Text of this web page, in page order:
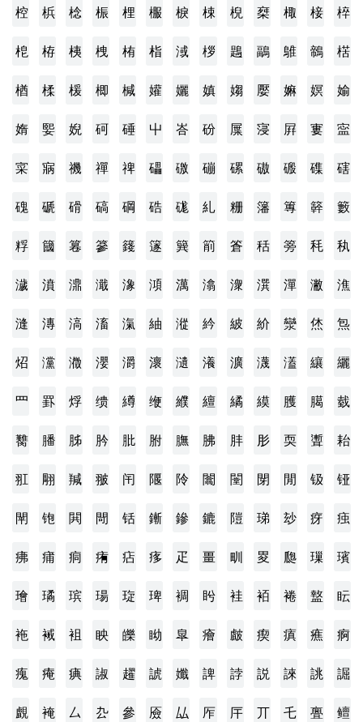
椌 梹 棯 桭 梩 棴 棙 梀 棿 椉 棷 椄 椊
梎 栫 桋 栧 栯 栺 淢 桚 鶗 鶝 鵻 鶙 楛
楢 楺 楥 楖 椷 孉 孋 嫃 媰 嬮 嫲 嫇 媮
媠 媐 婗 砢 硾 屮 峇 砏 屟 寖 屛 寠 寍
寀 寎 禨 禪 禆 礧 礉 磞 磥 磝 磤 磼 磍
磈 磃 磆 碻 碙 硞 硥 糺 粣 籓 篿 簳 籔
粰 簂 篹 篸 籛 篴 簨 箾 篬 秳 篣 秏 秇
濊 濆 濎 濈 潒 澒 澫 潝 潨 潠 潬 潎 潐
漨 漙 滈 滀 滊 紬 漎 紟 紴 紒 灓 烋 炰
炤 灙 瀓 瀴 灂 瀤 瀢 瀁 瀇 瀎 濭 纕 纚
罒 罫 烰 缋 繜 缏 纀 繵 繘 縸 臒 臈 臷
臡 膰 胏 肣 肶 胕 膴 胇 肨 肜 耎 聻 耛
羾 翢 羬 翍 闬 隁 阾 闟 闛 閕 閒 钑 铔
閛 铇 閧 閜 铦 鏩 鏒 鏕 隑 珶 玅 疨 痋
疿 痡 痌 痏 痁 痑 疋 畺 甽 畟 瓟 璅 璸
璯 璚 瑸 瑒 琁 琕 裯 盻 袿 袹 裷 盩 眃
袘 裓 袓 眏 皪 眑 皐 癐 皻 瘈 瘨 癄 痾
瘣 痷 痶 諔 趯 諕 孅 諀 誖 説 誺 誂 誳
覰 裺 厶 厹 參 厱 厸 厏 厈 丌 乇 亹 鳣